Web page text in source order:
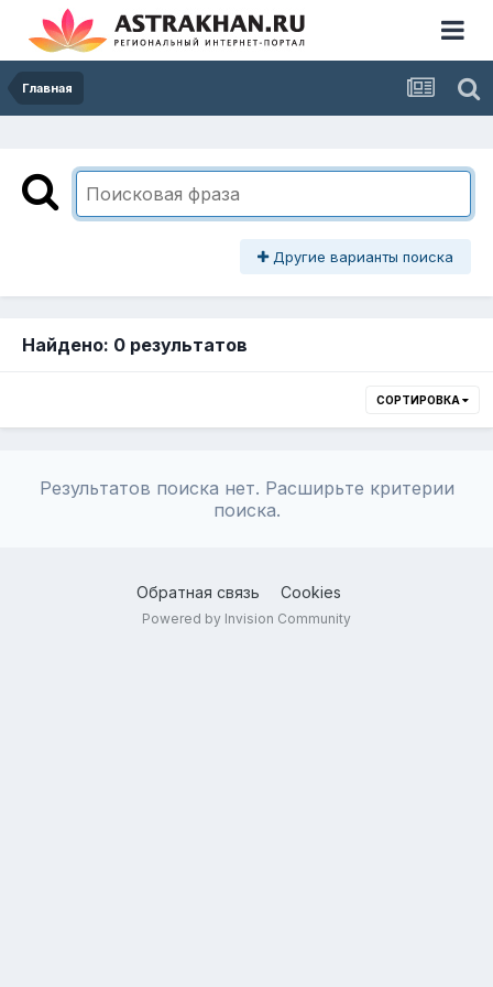
Главная
Другие варианты поиска
Найдено: 0 результатов
СОРТИРОВКА
Результатов поиска нет. Расширьте критерии
поиска.
Обратная связь Cookies
Powered by Invision Community